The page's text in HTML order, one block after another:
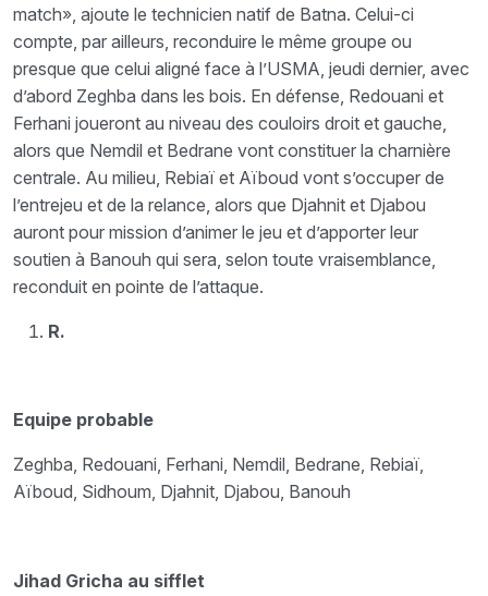
match», ajoute le technicien natif de Batna. Celui-ci
compte, par ailleurs, reconduire le même groupe ou
presque que celui aligné face à l’USMA, jeudi dernier, avec
d’abord Zeghba dans les bois. En défense, Redouani et
Ferhani joueront au niveau des couloirs droit et gauche,
alors que Nemdil et Bedrane vont constituer la charnière
centrale. Au milieu, Rebiaï et Aïboud vont s’occuper de
l’entrejeu et de la relance, alors que Djahnit et Djabou
auront pour mission d’animer le jeu et d’apporter leur
soutien à Banouh qui sera, selon toute vraisemblance,
reconduit en pointe de l’attaque.
R.
Equipe probable
Zeghba, Redouani, Ferhani, Nemdil, Bedrane, Rebiaï,
Aïboud, Sidhoum, Djahnit, Djabou, Banouh
Jihad Gricha au sifflet